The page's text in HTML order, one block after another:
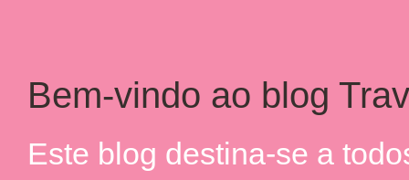
Bem-vindo ao blog
Este blog destina-se a